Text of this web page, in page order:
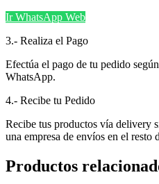
Ir WhatsApp Web
3.- Realiza el Pago
Efectúa el pago de tu pedido
WhatsApp.
4.- Recibe tu Pedido
Recibe tus productos vía delivery
una empresa de envíos en el resto
Productos